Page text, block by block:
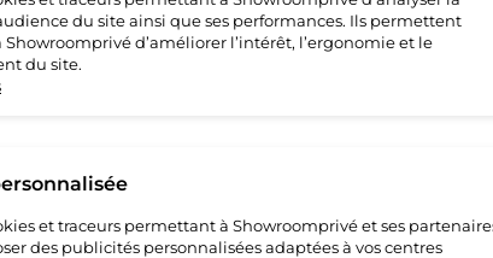
du site ainsi que ses performances. Ils permettent
d’améliorer l’intérêt, l’ergonomie et le
du site.
et traceurs permettant à Showroomprivé et ses
des publicités personnalisées adaptées à vos centres